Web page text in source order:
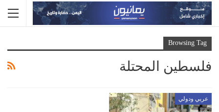
Browsing Tag
فلسطين المحتلة
عربي ودولي